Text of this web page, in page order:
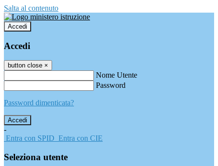
Salta al contenuto
Accedi
Accedi
button close ×
Nome Utente
Password
Password dimenticata?
-
Entra con SPID Entra con CIE
Seleziona utente